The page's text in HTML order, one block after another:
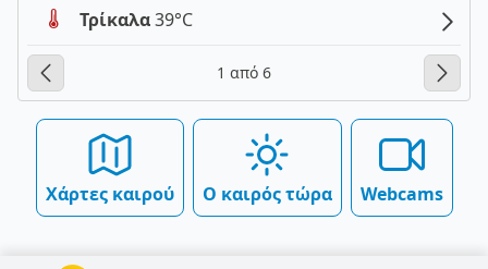
Τρίκαλα39°C
1 από 6
Χάρτες καιρού Ο καιρός τώρα Webcams